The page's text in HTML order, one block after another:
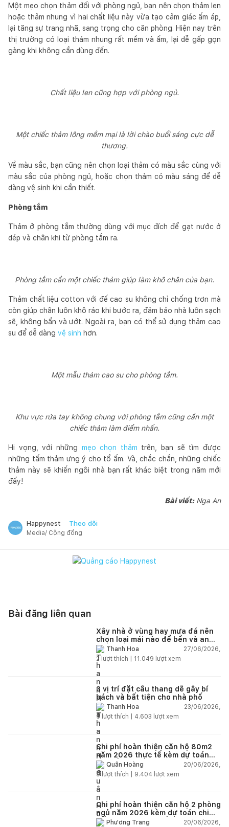
Một mẹo chọn thảm đối với phòng ngủ, bạn nên chọn thảm len
hoặc thảm nhung vì hai chất liệu này vừa tạo cảm giác ấm áp,
lại tăng sự trang nhã, sang trọng cho căn phòng. Hiện nay trên
thị trường có loại thảm nhung rất mềm và ấm, lại dễ gấp gọn
gàng khi không cần dùng đến.
Chất liệu len cũng hợp với phòng ngủ.
Một chiếc thảm lông mềm mại là lời chào buổi sáng cực dễ
thương.
Về màu sắc, bạn cũng nên chọn loại thảm có màu sắc cùng với
màu sắc của phòng ngủ, hoặc chọn thảm có màu sáng để dễ
dàng vệ sinh khi cần thiết.
Phòng tắm
Thảm ở phòng tắm thường dùng với mục đích để gạt nước ở
dép và chân khi từ phòng tắm ra.
Phòng tắm cần một chiếc thảm giúp làm khô chân của bạn.
Thảm chất liệu cotton với đế cao su không chỉ chống trơn mà
còn giúp chân luôn khô ráo khi bước ra, đảm bảo nhà luôn sạch
sẽ, không bẩn và ướt. Ngoài ra, bạn có thể sử dụng thảm cao
su để dễ dàng vệ sinh hơn.
Một mẫu thảm cao su cho phòng tắm.
Khu vực rửa tay không chung với phòng tắm cũng cần một
chiếc thảm làm điểm nhấn.
Hi vọng, với những mẹo chọn thảm trên, bạn sẽ tìm được
những tấm thảm ưng ý cho tổ ấm. Và, chắc chắn, những chiếc
thảm này sẽ khiến ngôi nhà bạn rất khác biệt trong năm mới
đấy!
Bài viết:Nga An
Happynest Theo dõi
Media/ Cộng đồng
Bài đăng liên quan
Xây nhà ở vùng hay mưa đá nên
chọn loại mái nào để bền và an
toàn?Thanh Hoa
27/06/2026,
2 lượt thích | 11.049 lượt xem
3 vị trí đặt cầu thang dễ gây bí
bách và bất tiện cho nhà phố
Thanh Hoa
23/06/2026,
5 lượt thích | 4.603 lượt xem
Chi phí hoàn thiện căn hộ 80m2
năm 2026 thực tế kèm dự toán
chi tiết từng hạng mục
Quân Hoàng
20/06/2026,
9lượt thích | 9.404 lượt xem
Chi phí hoàn thiện căn hộ 2 phòng
ngủ năm 2026 kèm dự toán chi
tiết và ví dụ thực tế
Phương Trang
20/06/2026,